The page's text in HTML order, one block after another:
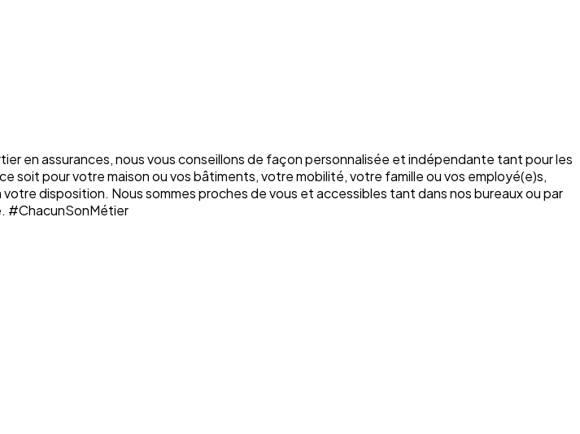
en assurances, nous vous conseillons de façon personnalisée et indépendante tant pour les
soit pour votre maison ou vos bâtiments, votre mobilité, votre famille ou vos employé(e)s,
disposition. Nous sommes proches de vous et accessibles tant dans nos bureaux ou par
#ChacunSonMétier